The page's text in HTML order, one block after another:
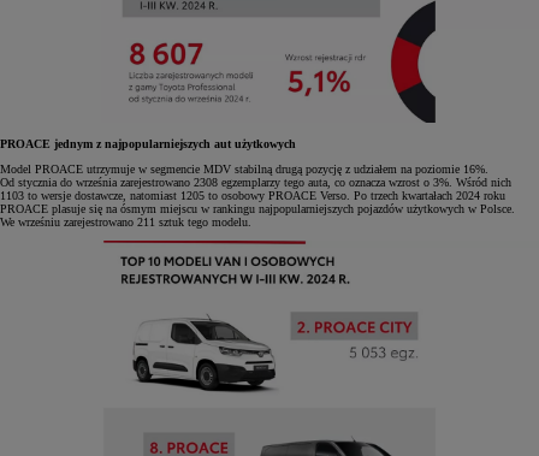
PROACE jednym z najpopularniejszych aut użytkowych
Model PROACE utrzymuje w segmencie MDV stabilną drugą pozycję z udziałem na poziomie 16%.
Od stycznia do września zarejestrowano 2308 egzemplarzy tego auta, co oznacza wzrost o 3%. Wśród nich
1103 to wersje dostawcze, natomiast 1205 to osobowy PROACE Verso. Po trzech kwartałach 2024 roku
PROACE plasuje się na ósmym miejscu w rankingu najpopularniejszych pojazdów użytkowych w Polsce.
We wrześniu zarejestrowano 211 sztuk tego modelu.